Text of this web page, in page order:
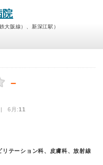
院
大阪線）、新深江駅）
－
6月:11
テーション科、皮膚科、放射線